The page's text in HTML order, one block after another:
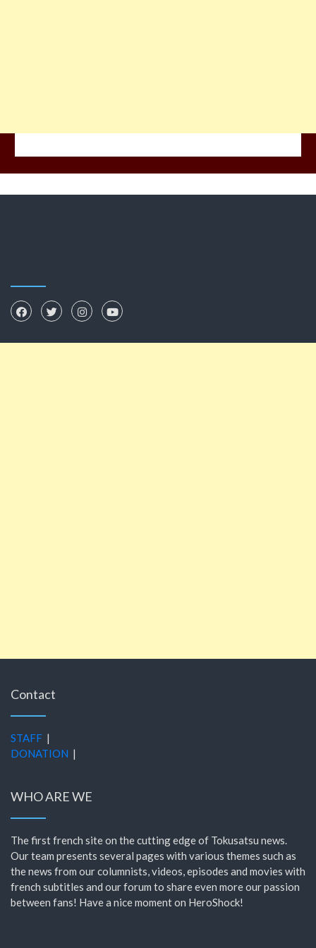
Contact
STAFF |
DONATION |
WHO ARE WE
The first french site on the cutting edge of Tokusatsu news.
Our team presents several pages with various themes such as
the news from our columnists, videos, episodes and movies with
french subtitles and our forum to share even more our passion
between fans! Have a nice moment on HeroShock!